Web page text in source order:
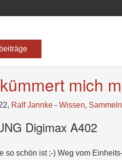
mich
Ralf Jannke - Wissen, Sammeln
Digimax A402
so schön ist ;-) Weg vom